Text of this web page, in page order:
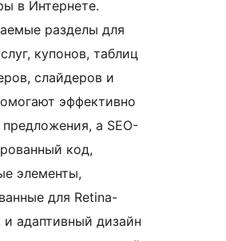
в Интернете.
разделы для
купонов, таблиц
слайдеров и
эффективно
а SEO-
код,
элементы,
для Retina-
и адаптивный дизайн